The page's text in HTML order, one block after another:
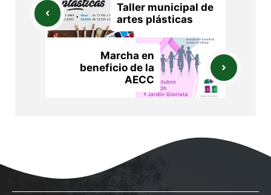
Taller municipal de
artes plásticas
Marcha en
beneficio de la
AECC